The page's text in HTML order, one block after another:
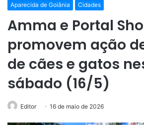
Aparecida de Goiânia Cidades
Amma e Portal
promovem ação
de cães e gatos
sábado (16/5)
Editor 16 de maio de 2026